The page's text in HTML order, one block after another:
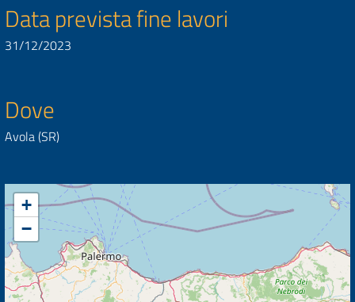
Data prevista fine lavori
31/12/2023
Dove
Avola (SR)
+
−